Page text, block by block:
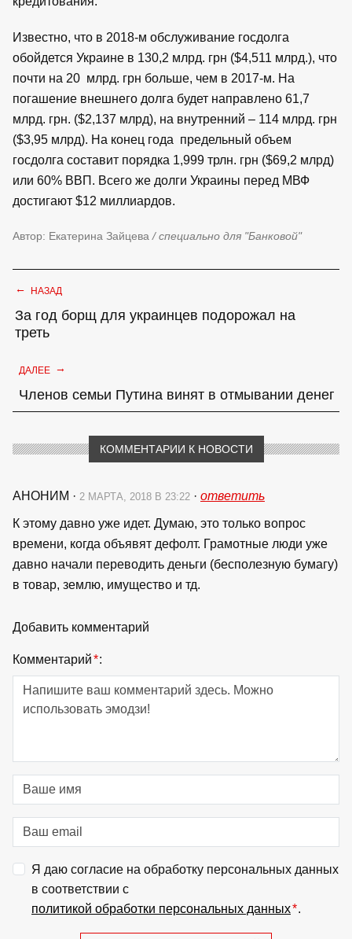
Известно, что в 2018-м обслуживание госдолга
обойдется Украине в 130,2 млрд. грн ($4,511 млрд.), что
почти на 20 млрд. грн больше, чем в 2017-м. На
погашение внешнего долга будет направлено 61,7
млрд. грн. ($2,137 млрд), на внутренний – 114 млрд. грн
($3,95 млрд). На конец года предельный объем
госдолга составит порядка 1,999 трлн. грн ($69,2 млрд)
или 60% ВВП. Всего же долги Украины перед МВФ
достигают $12 миллиардов.
Автор: Екатерина Зайцева / специально для "Банковой"
← НАЗАД
За год борщ для украинцев подорожал на
треть
ДАЛЕЕ →
Членов семьи Путина винят в отмывании денег
КОММЕНТАРИИ К НОВОСТИ
АНОНИМ · 2 МАРТА, 2018 В 23:22 · ответить
К этому давно уже идет. Думаю, это только вопрос
времени, когда объявят дефолт. Грамотные люди уже
давно начали переводить деньги (бесполезную бумагу)
в товар, землю, имущество и тд.
Добавить комментарий
Комментарий*:
Я даю согласие на обработку персональных данных
в соответствии с
политикой обработки персональных данных*.